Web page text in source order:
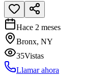
Hace 2 meses
Bronx, NY
35Vistas
Llamar ahora